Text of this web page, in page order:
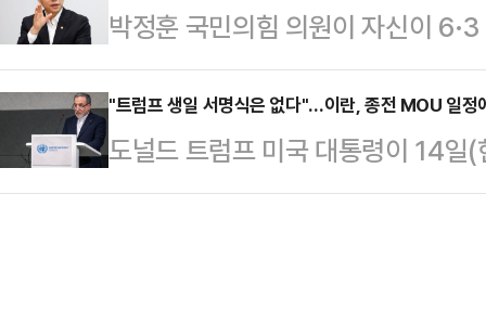
지 전부 벗은 상태였다는 것이다.
그는 친구로 추…
고, 남편이 적극적으로 다가왔지요
알아와 데려가 주는가 하면, 집에
니다. 참 다정했어요. 저는 첫사랑
애 한 후 결혼까지 했습니다. 저는
을 다했어요.그런데 …
박정훈 국민의힘 의원이 자신이
선인을 만나고 있었는데도 만나지
에 대해 징벌적 손해배상제에 따른
원은 시의원 당선인과의 면담 당일
일 식당에서 시의원 당선인과 식사
"트럼프 생일 서명식은 없다"…이란, 종전 MOU 일정
도널드 트럼프 미국 대통령이 14
서명을 예고한 가운데 이란 정부가